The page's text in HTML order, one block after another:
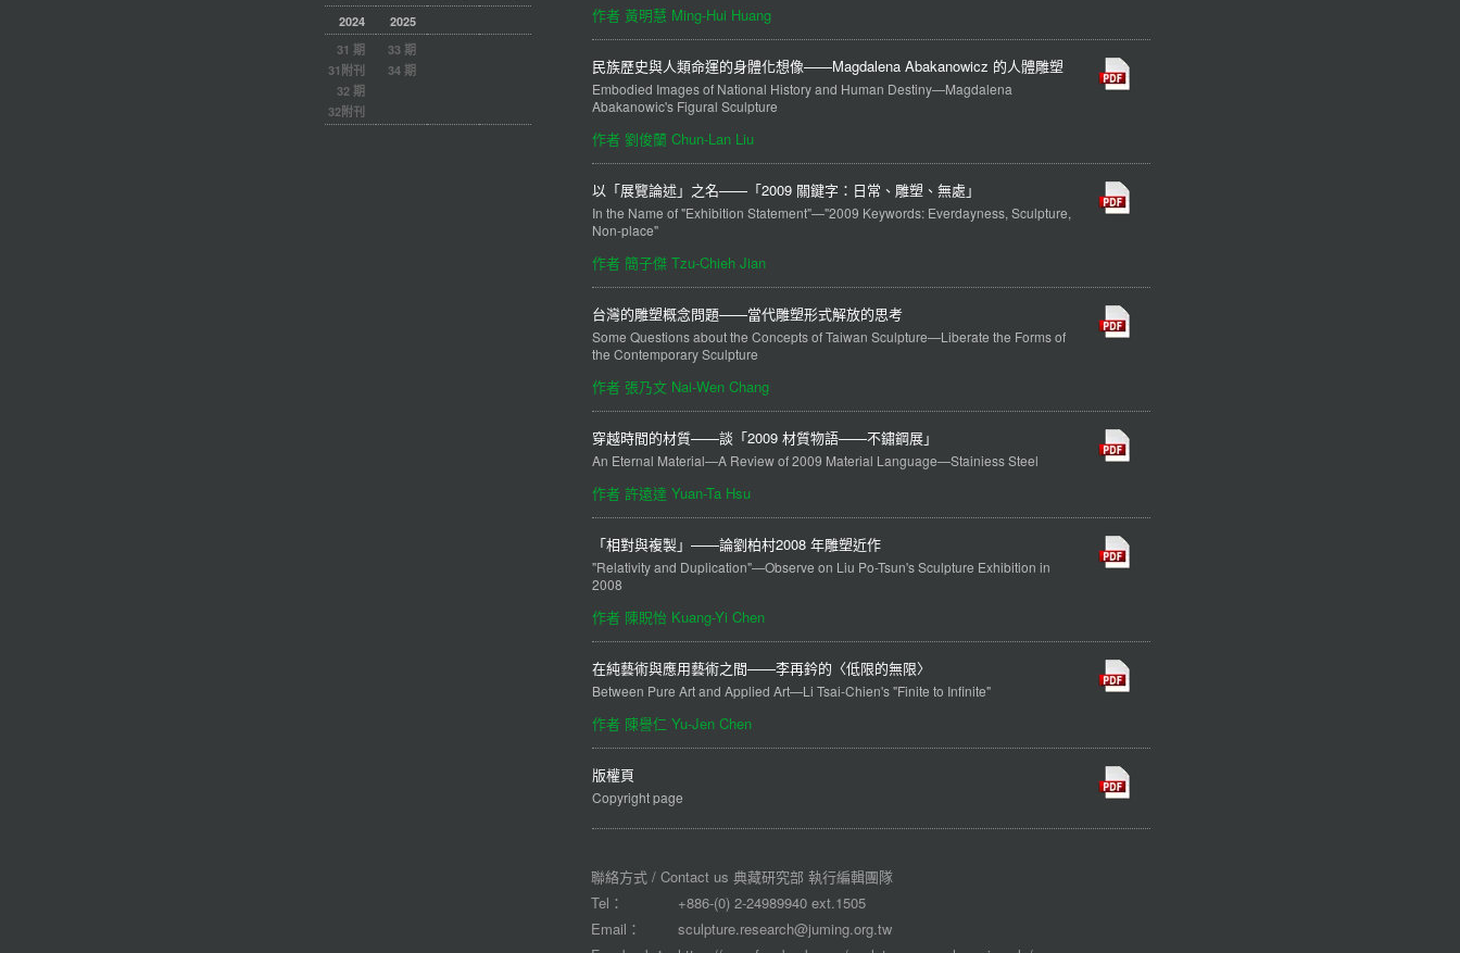
2024
2025
31 期
31附刊
32 期
32附刊
33 期
34 期
作者 黃明慧 Ming-Hui Huang
民族歷史與人類命運的身體化想像——Magdalena Abakanowicz 的人體雕塑
Embodied Images of National History and Human Destiny—Magdalena
Abakanowic's Figural Sculpture
作者 劉俊蘭 Chun-Lan Liu
以「展覽論述」之名——「2009 關鍵字：日常、雕塑、無處」
In the Name of "Exhibition Statement"—"2009 Keywords: Everdayness, Sculpture,
Non-place"
作者 簡子傑 Tzu-Chieh Jian
台灣的雕塑概念問題——當代雕塑形式解放的思考
Some Questions about the Concepts of Taiwan Sculpture—Liberate the Forms of
the Contemporary Sculpture
作者 張乃文 Nai-Wen Chang
穿越時間的材質——談「2009 材質物語——不鏽鋼展」
An Eternal Material—A Review of 2009 Material Language—Stainiess Steel
作者 許遠達 Yuan-Ta Hsu
「相對與複製」——論劉柏村2008 年雕塑近作
"Relativity and Duplication"—Observe on Liu Po-Tsun's Sculpture Exhibition in
2008
作者 陳貺怡 Kuang-Yi Chen
在純藝術與應用藝術之間——李再鈐的〈低限的無限〉
Between Pure Art and Applied Art—Li Tsai-Chien's "Finite to Infinite"
作者 陳譽仁 Yu-Jen Chen
版權頁
Copyright page
聯絡方式 / Contact us 典藏研究部 執行編輯團隊
Tel：
+886-(0) 2-24989940 ext.1505
Email：
sculpture.research@juming.org.tw